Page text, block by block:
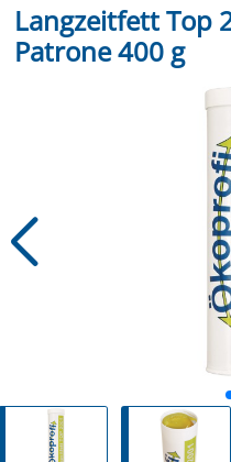
Langzeitfett Top
Patrone 400 g